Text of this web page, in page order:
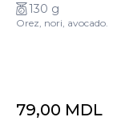
130 g
Orez, nori, avocado.
79,00 MDL